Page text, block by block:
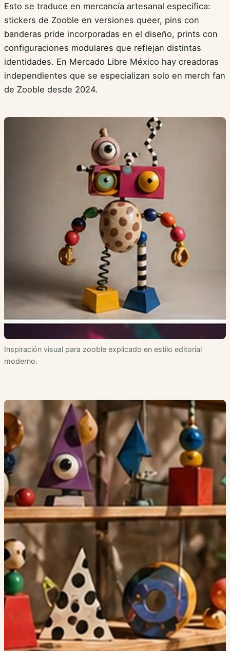
Esto se traduce en mercancía artesanal específica:
stickers de Zooble en versiones queer, pins con
banderas pride incorporadas en el diseño, prints con
configuraciones modulares que reflejan distintas
identidades. En Mercado Libre México hay creadoras
independientes que se especializan solo en merch fan
de Zooble desde 2024.
Inspiración visual para zooble explicado en estilo editorial
moderno.